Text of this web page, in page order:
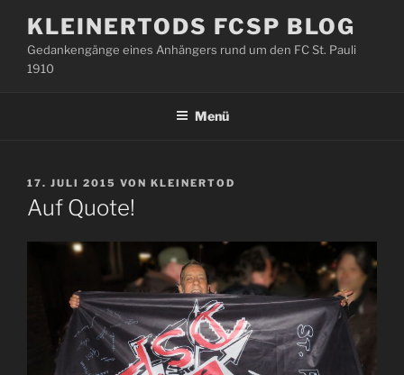
Inhalt
springen
KLEINERTODS FCSP BLOG
Gedankengänge eines Anhängers rund um den FC St. Pauli
1910
Menü
VERÖFFENTLICHT
AM
17. JULI 2015 VON KLEINERTOD
Auf Quote!